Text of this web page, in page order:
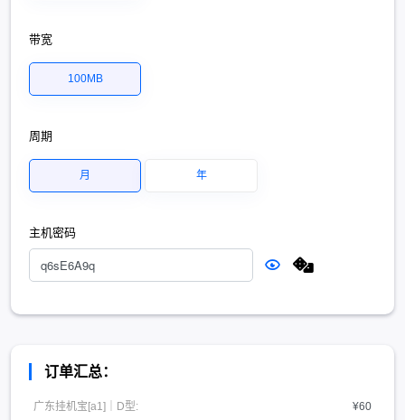
带宽
100MB
周期
月 年
主机密码
订单汇总：
广东挂机宝[a1]｜D型: ¥60